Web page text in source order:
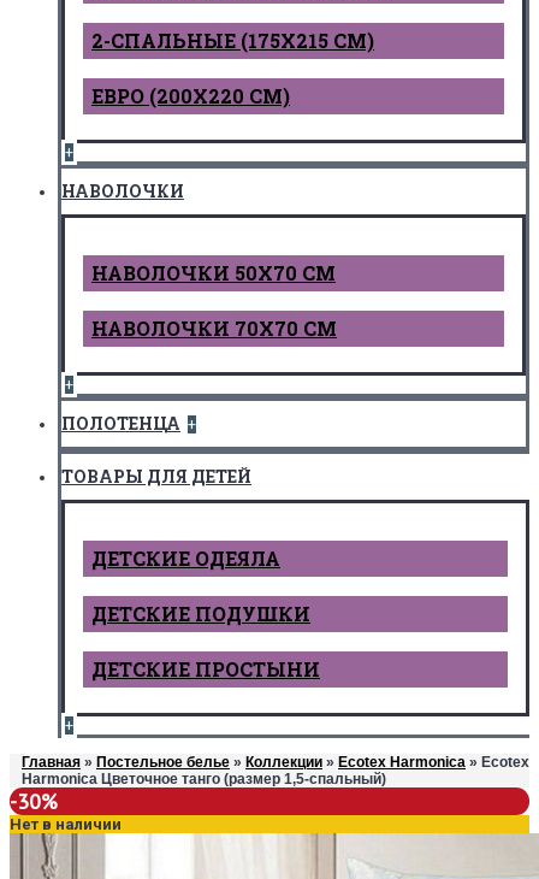
2-СПАЛЬНЫЕ (175Х215 СМ)
ЕВРО (200Х220 СМ)
+
НАВОЛОЧКИ
НАВОЛОЧКИ 50Х70 СМ
НАВОЛОЧКИ 70Х70 СМ
+
ПОЛОТЕНЦА +
ТОВАРЫ ДЛЯ ДЕТЕЙ
ДЕТCКИЕ ОДЕЯЛА
ДЕТСКИЕ ПОДУШКИ
ДЕТСКИЕ ПРОСТЫНИ
+
Главная » Постельное белье » Коллекции » Ecotex Harmonica » Ecotex
Harmonica Цветочное танго (размер 1,5-спальный)
-30%
Нет в наличии